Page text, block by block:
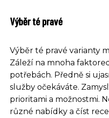
Výběr té pravé
Výběr té pravé varianty
Záleží na mnoha
potřebách. Předně si
služby očekáváte.
prioritami a možnostmi.
různé nabídky a číst